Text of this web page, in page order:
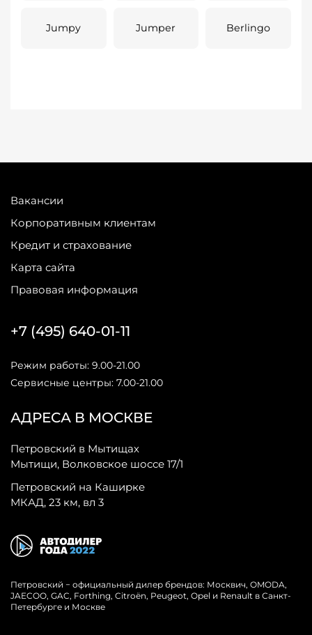
Jumpy Jumper Berlingo
Вакансии
Корпоративным клиентам
Кредит и страхование
Карта сайта
Правовая информация
АДРЕСА В МОСКВЕ
Петровский в Мытищах
Мытищи, Волковское шоссе 17/1
Петровский на Каширке
МКАД, 23 км, вл 3
+7 (495) 640-01-11
Режим работы: 9.00-21.00
Сервисные центры: 7.00-21.00
Петровский − официальный дилер брендов: Москвич, OMODA,
JAECOO, GAC, Forthing, Citroёn, Peugeot, Opel и Renault в Санкт-
Петербурге и Москве